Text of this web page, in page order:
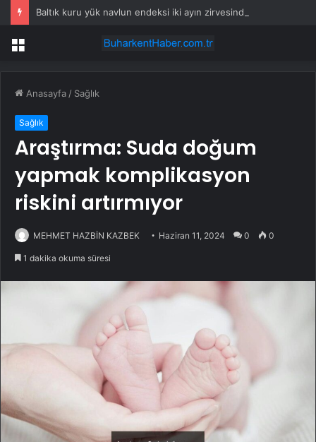
Baltık kuru yük navlun endeksi iki ayın zirvesinde
Menü
Anasayfa / Sağlık
Sağlık
Araştırma: Suda doğum
yapmak komplikasyon
riskini artırmıyor
MEHMET HAZBİN KAZBEK Haziran 11, 2024 0 0
1 dakika okuma süresi